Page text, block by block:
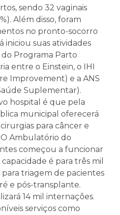
sendo 32 vaginais
Além disso, foram
no pronto-socorro
iniciou suas atividades
Programa Parto
entre o Einstein, o IHI
Improvement) e a ANS
Suplementar).
hospital é que pela
municipal oferecerá
para câncer e
Ambulatório do
começou a funcionar
é para três mil
triagem de pacientes
e pós-transplante.
14 mil internações.
serviços como